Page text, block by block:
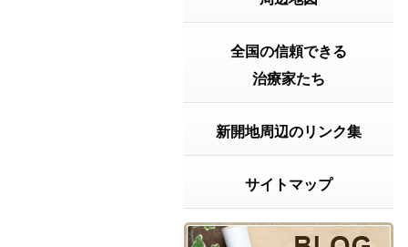
お願い致します。～
～～～～～～～～～
う整体院〒６５２－
に・・・
【実話】ベッドから
全国の信頼できる
治療家たち
新開地周辺のリンク集
サイトマップ